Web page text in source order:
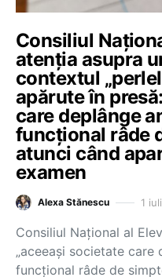
Consiliul
atenția asupra
contextul
apărute în
care deplânge
funcțional râde
atunci când
examen
Alexa Stănescu 1
Consiliul Național al
„aceeași societate care
funcțional râde de